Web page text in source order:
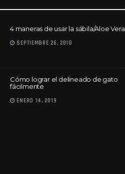
4 maneras de usar la sábila/Aloe Vera
SEPTIEMBRE 26, 2018
Cómo lograr el delineado de gato
fácilmente
ENERO 14, 2019